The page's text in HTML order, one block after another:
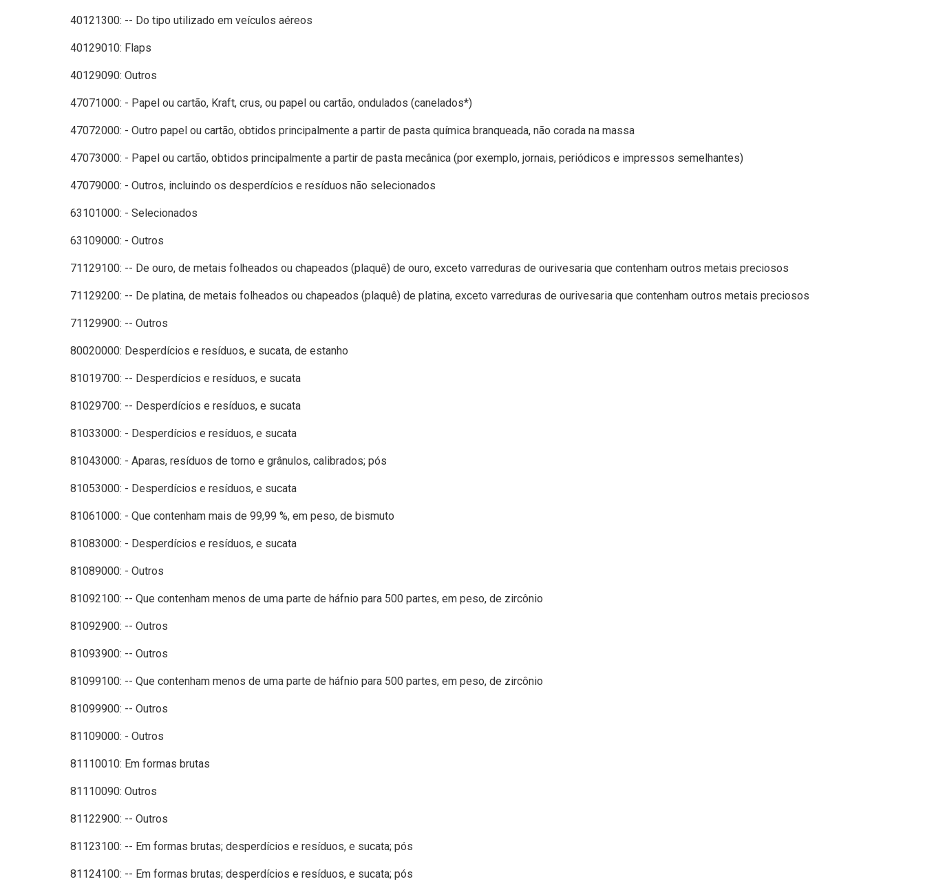
40121300: -- Do tipo utilizado em veículos aéreos
40129010: Flaps
40129090: Outros
47071000: - Papel ou cartão, Kraft, crus, ou papel ou cartão, ondulados (canelados*)
47072000: - Outro papel ou cartão, obtidos principalmente a partir de pasta química branqueada, não corada na massa
47073000: - Papel ou cartão, obtidos principalmente a partir de pasta mecânica (por exemplo, jornais, periódicos e impressos semelhantes)
47079000: - Outros, incluindo os desperdícios e resíduos não selecionados
63101000: - Selecionados
63109000: - Outros
71129100: -- De ouro, de metais folheados ou chapeados (plaquê) de ouro, exceto varreduras de ourivesaria que contenham outros metais preciosos
71129200: -- De platina, de metais folheados ou chapeados (plaquê) de platina, exceto varreduras de ourivesaria que contenham outros metais preciosos
71129900: -- Outros
80020000: Desperdícios e resíduos, e sucata, de estanho
81019700: -- Desperdícios e resíduos, e sucata
81029700: -- Desperdícios e resíduos, e sucata
81033000: - Desperdícios e resíduos, e sucata
81043000: - Aparas, resíduos de torno e grânulos, calibrados; pós
81053000: - Desperdícios e resíduos, e sucata
81061000: - Que contenham mais de 99,99 %, em peso, de bismuto
81083000: - Desperdícios e resíduos, e sucata
81089000: - Outros
81092100: -- Que contenham menos de uma parte de háfnio para 500 partes, em peso, de zircônio
81092900: -- Outros
81093900: -- Outros
81099100: -- Que contenham menos de uma parte de háfnio para 500 partes, em peso, de zircônio
81099900: -- Outros
81109000: - Outros
81110010: Em formas brutas
81110090: Outros
81122900: -- Outros
81123100: -- Em formas brutas; desperdícios e resíduos, e sucata; pós
81124100: -- Em formas brutas; desperdícios e resíduos, e sucata; pós